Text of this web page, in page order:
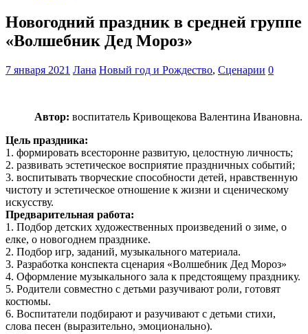
Новогодний праздник в средней группе
«Волшебник Дед Мороз»
7 января 2021 Лана Новый год и Рождество, Сценарии 0
Автор: воспитатель Кривощекова Валентина Ивановна.
Цель праздника:
1. формировать всесторонне развитую, целостную личность;
2. развивать эстетическое восприятие праздничных событий;
3. воспитывать творческие способности детей, нравственную
чистоту и эстетическое отношение к жизни и сценическому
искусству.
Предварительная работа:
1. Подбор детских художественных произведений о зиме, о
елке, о новогоднем празднике.
2. Подбор игр, заданий, музыкального материала.
3. Разработка конспекта сценария «Волшебник Дед Мороз»
4. Оформление музыкального зала к предстоящему празднику.
5. Родители совместно с детьми разучивают роли, готовят
костюмы.
6. Воспитатели подбирают и разучивают с детьми стихи,
слова песен (выразительно, эмоционально).